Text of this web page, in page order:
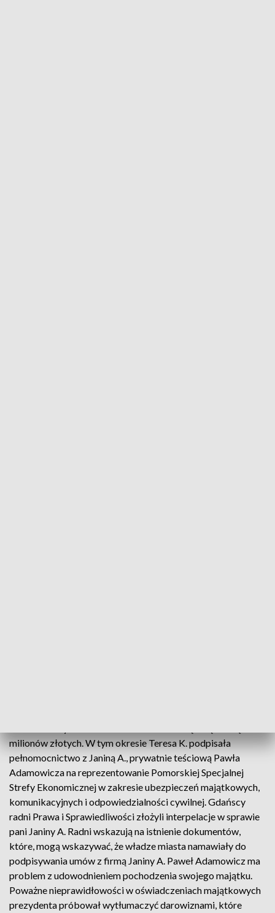
milionów złotych. W tym okresie Teresa K. podpisała
pełnomocnictwo z Janiną A., prywatnie teściową Pawła
Adamowicza na reprezentowanie Pomorskiej Specjalnej
Strefy Ekonomicznej w zakresie ubezpieczeń majątkowych,
komunikacyjnych i odpowiedzialności cywilnej. Gdańscy
radni Prawa i Sprawiedliwości złożyli interpelacje w sprawie
pani Janiny A. Radni wskazują na istnienie dokumentów,
które, mogą wskazywać, że władze miasta namawiały do
podpisywania umów z firmą Janiny A. Paweł Adamowicz ma
problem z udowodnieniem pochodzenia swojego majątku.
Poważne nieprawidłowości w oświadczeniach majątkowych
prezydenta próbował wytłumaczyć darowiznami, które